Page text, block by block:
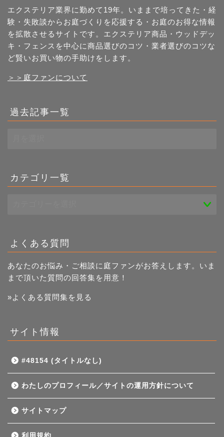
エクステリア業界に勤めて19年。いままで培ってきた・経
験・失敗談からお庭づくりを応援する・お庭のお得な情報
を拡散させるサイトです。エクステリア商品・ウッドデッ
キ・フェンスを中心に商品選びのコツ・業者選びのコツな
ど賢いお買い物の手助けをします。
＞＞庭ファンについて
過去記事一覧
一
覧
カテゴリ一覧
よくある質問
あなたのお悩み・ご相談に庭ファンがお答えします。いま
まで頂いた質問の回答集を用意！
»よくある質問集を見る
サイト情報
#48154 (タイトルなし)
わたしのプロフィール／サイトの運用方針について
サイトマップ